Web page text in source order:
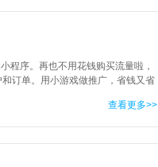
程序。再也不用花钱购买流量啦，
订单。用小游戏做推广，省钱又省
查看更多>>